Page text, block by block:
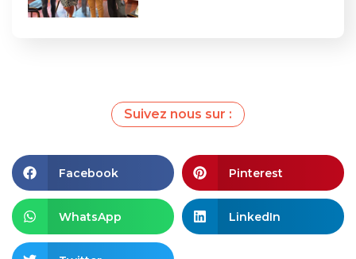
Suivez nous sur :
Facebook Pinterest
WhatsApp LinkedIn